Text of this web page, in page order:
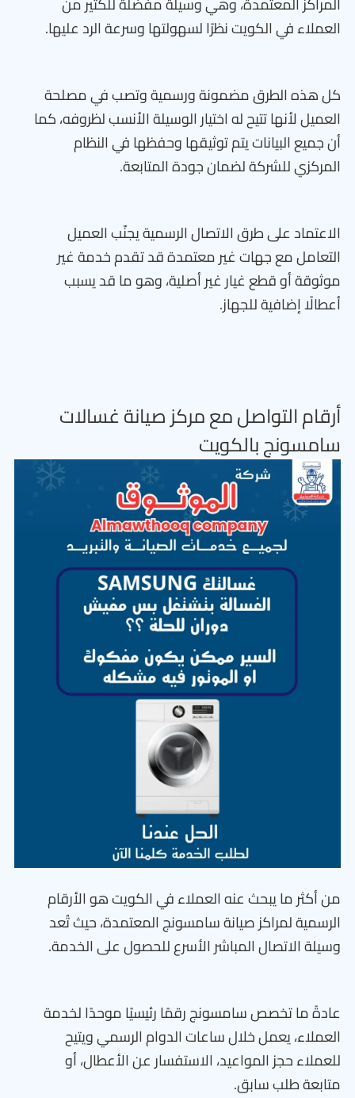
العملاء في الكويت نظرًا لسهولتها وسرعة الرد عليها.
كل هذه الطرق مضمونة ورسمية وتصب في مصلحة
العميل لأنها تتيح له اختيار الوسيلة الأنسب لظروفه، كما
أن جميع البيانات يتم توثيقها وحفظها في النظام
المركزي للشركة لضمان جودة المتابعة.
الاعتماد على طرق الاتصال الرسمية يجنّب العميل
التعامل مع جهات غير معتمدة قد تقدم خدمة غير
موثوقة أو قطع غيار غير أصلية، وهو ما قد يسبب
أعطالًا إضافية للجهاز.
أرقام التواصل مع مركز صيانة غسالات
سامسونج بالكويت
من أكثر ما يبحث عنه العملاء في الكويت هو الأرقام
الرسمية لمراكز صيانة سامسونج المعتمدة، حيث تُعد
وسيلة الاتصال المباشر الأسرع للحصول على الخدمة.
عادةً ما تخصص سامسونج رقمًا رئيسيًا موحدًا لخدمة
العملاء، يعمل خلال ساعات الدوام الرسمي ويتيح
للعملاء حجز المواعيد، الاستفسار عن الأعطال، أو
متابعة طلب سابق.